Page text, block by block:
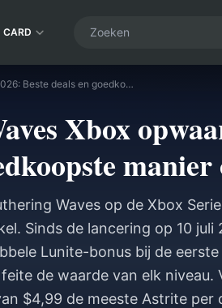
CARD
Wuthering Waves Xbox opwaarderen juli 2026: Beste deals en goedkoopste manier om op te waarderen?
Xbox
Waves op de Xbox
Sinds de lancering op 10
Lunite-bonus bij de
de waarde van elk
$4,99 de meeste Astrite